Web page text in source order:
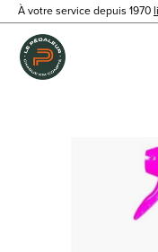
À votre service depuis 1970